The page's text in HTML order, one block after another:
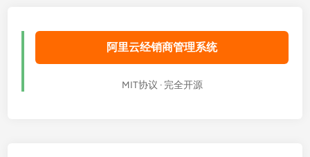
阿里云经销商管理系统
MIT协议 · 完全开源